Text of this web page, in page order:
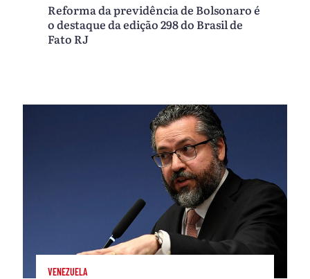
Reforma da previdência de Bolsonaro é
o destaque da edição 298 do Brasil de
Fato RJ
VENEZUELA